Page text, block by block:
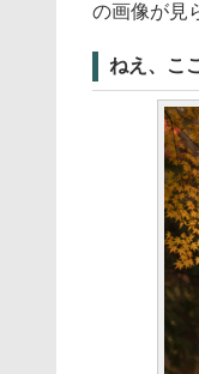
の画像が見
ねえ、こ